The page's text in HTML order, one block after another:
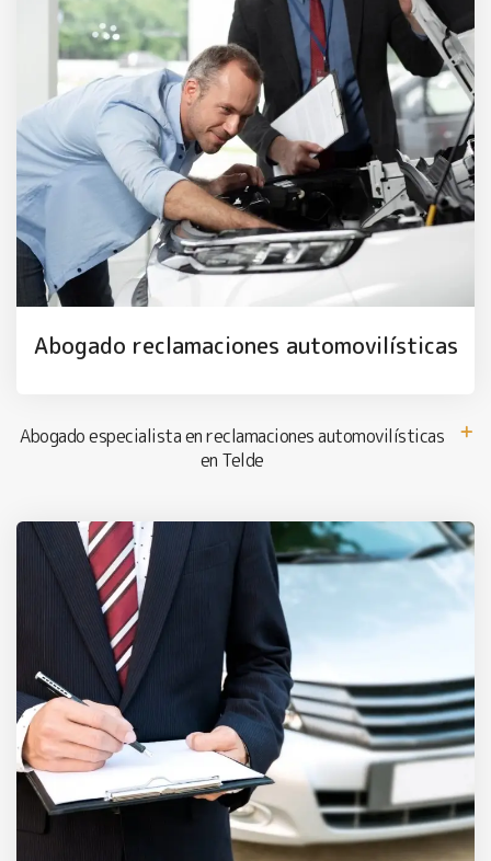
Abogado reclamaciones automovilísticas
Abogado especialista en reclamaciones automovilísticas
en Telde